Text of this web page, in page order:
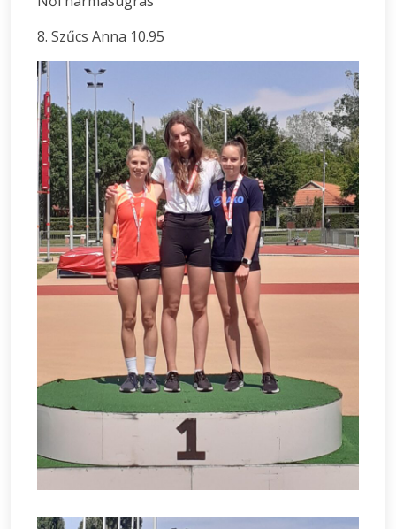
8. Szűcs Anna 10.95